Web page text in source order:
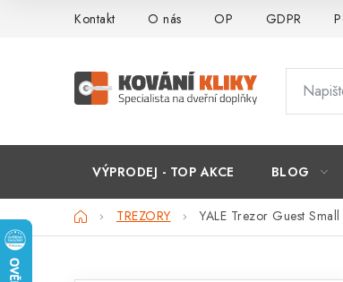
Kontakt O nás OP GDPR
VÝPRODEJ - TOP AKCE BLOG
DomůTREZORY YALE Trezor Guest